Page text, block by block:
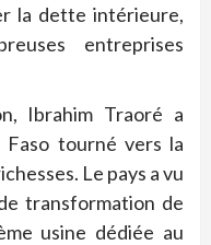
la dette intérieure,
entreprises
Ibrahim Traoré a
Faso tourné vers la
Le pays a vu
transformation de
usine dédiée au